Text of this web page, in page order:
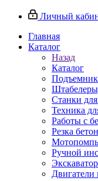
Личный
Главная
Каталог
Назад
Каталог
Станки
Техника
Работы с
Резка
Ручной